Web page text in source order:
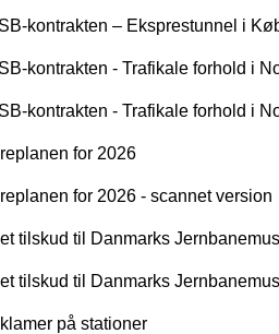
kontrakten – Eksprestunnel i
kontrakten - Trafikale forhold i
kontrakten - Trafikale forhold i
for 2026
for 2026 - scannet version
tilskud til Danmarks
tilskud til Danmarks
på stationer